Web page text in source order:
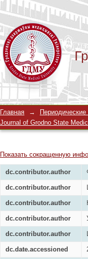
ВЛИЯНИЕ
Главная →
Journal of Grodno State
Показать сокращенную
dc.contributor.author
dc.contributor.author
dc.contributor.author
dc.contributor.author
dc.contributor.author
dc.date.accessioned